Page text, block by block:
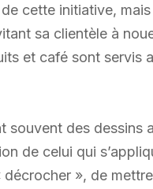
cette initiative,
sa clientèle à
et café sont servis
souvent des dessins
de celui qui
», de